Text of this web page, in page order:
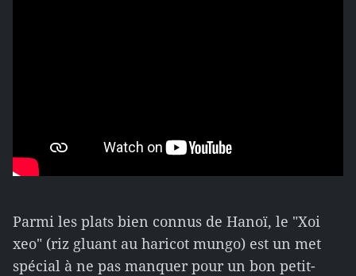
Parmi les plats bien connus de Hanoï, le "Xoi
xeo" (riz gluant au haricot mungo) est un met
spécial à ne pas manquer pour un bon petit-